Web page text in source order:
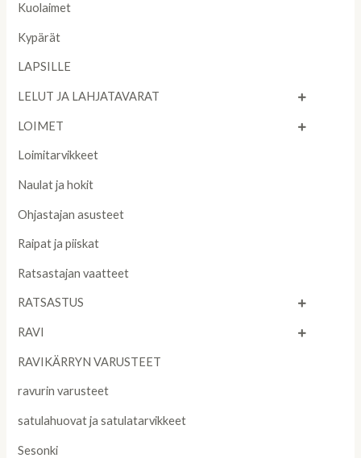
Kuolaimet
Kypärät
LAPSILLE
LELUT JA LAHJATAVARAT
LOIMET
Loimitarvikkeet
Naulat ja hokit
Ohjastajan asusteet
Raipat ja piiskat
Ratsastajan vaatteet
RATSASTUS
RAVI
RAVIKÄRRYN VARUSTEET
ravurin varusteet
satulahuovat ja satulatarvikkeet
Sesonki